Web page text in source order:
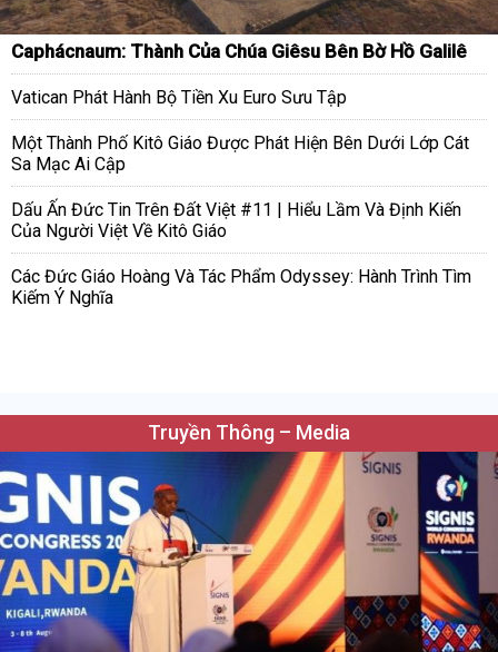
Caphácnaum: Thành Của Chúa Giêsu Bên Bờ Hồ Galilê
Vatican Phát Hành Bộ Tiền Xu Euro Sưu Tập
Một Thành Phố Kitô Giáo Được Phát Hiện Bên Dưới Lớp Cát
Sa Mạc Ai Cập
Dấu Ấn Đức Tin Trên Đất Việt #11 | Hiểu Lầm Và Định Kiến
Của Người Việt Về Kitô Giáo
Các Đức Giáo Hoàng Và Tác Phẩm Odyssey: Hành Trình Tìm
Kiếm Ý Nghĩa
Truyền Thông – Media